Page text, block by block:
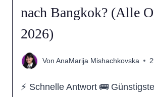
nach Bangkok? (Alle
2026)
Von AnaMarija Mishachkovska
⚡ Schnelle Antwort 🚌